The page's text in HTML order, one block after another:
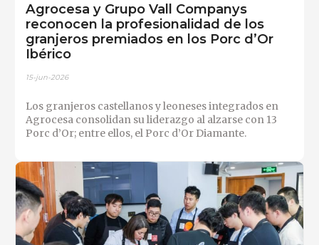
Agrocesa y Grupo Vall Companys
reconocen la profesionalidad de los
granjeros premiados en los Porc d’Or
Ibérico
15-jun-2026
Los granjeros castellanos y leoneses integrados en
Agrocesa consolidan su liderazgo al alzarse con 13
Porc d’Or; entre ellos, el Porc d’Or Diamante.